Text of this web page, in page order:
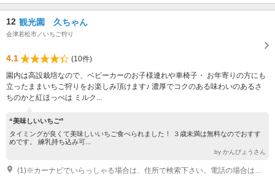
12 観光園 久ちゃん
会津若松市／いちご狩り
4.1
(10件)
園内は高設栽培なので、ベビーカーのお子様連れや車椅子・ お年寄りの方にも
立ったままいちご狩りをお楽しみ頂けます♪ 濃厚でコクのある味わいのあるさ
ちのかと紅ほっぺは ミルク...
“美味しいいちご”
タイミングが良くて美味しいいちご食べられました！ ３歳未満は無料なのでおすす
めです。 練乳持ち込み可...
by かんぴょうさん